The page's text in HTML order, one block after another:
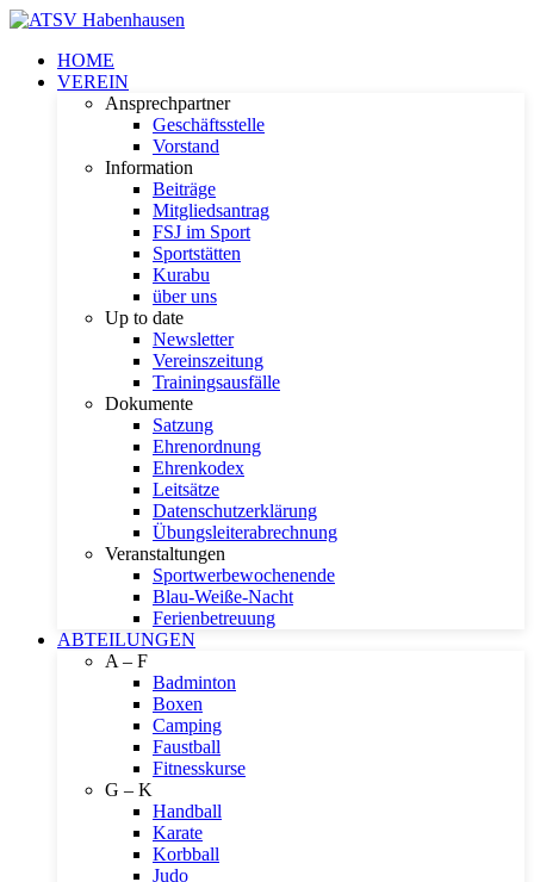
HOME
VEREIN
Ansprechpartner
Geschäftsstelle
Vorstand
Information
Beiträge
Mitgliedsantrag
FSJ im Sport
Sportstätten
Kurabu
über uns
Up to date
Newsletter
Vereinszeitung
Trainingsausfälle
Dokumente
Satzung
Ehrenordnung
Ehrenkodex
Leitsätze
Datenschutzerklärung
Übungsleiterabrechnung
Veranstaltungen
Sportwerbewochenende
Blau-Weiße-Nacht
Ferienbetreuung
ABTEILUNGEN
A – F
Badminton
Boxen
Camping
Faustball
Fitnesskurse
G – K
Handball
Karate
Korbball
Judo